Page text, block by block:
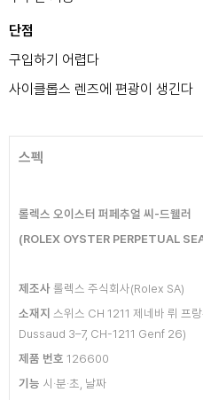
단점
구입하기 어렵다
사이클롭스 렌즈에 편광이 생긴다
스펙
롤렉스 오이스터 퍼페추얼 씨-드웰러
(ROLEX OYSTER PERPETUAL
제조사롤렉스 주식회사(Rolex SA)
소재지 스위스 CH 1211 제네바 뤼 프
Dussaud 3–7, CH-1211 Genf 26)
제품 번호 126600
기능 시·분·초, 날짜